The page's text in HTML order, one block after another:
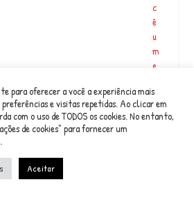
c
ê
u
m
e
c
o
n
para oferecer a você a experiência mais
e visitas repetidas. Ao clicar em
com o uso de TODOS os cookies. No entanto,
de cookies" para fornecer um
Aceitar